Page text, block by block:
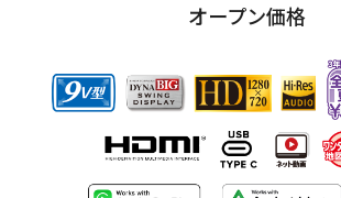
オープン価格